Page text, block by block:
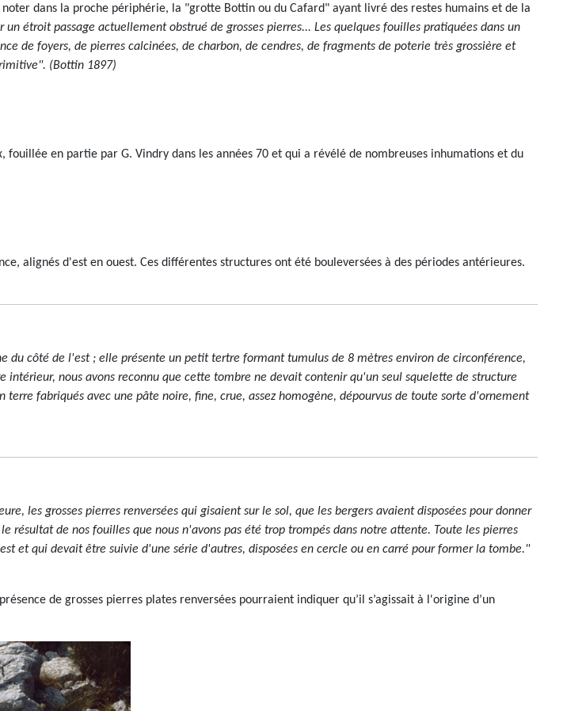
dans la proche périphérie, la "grotte Bottin ou du Cafard" ayant livré des restes humains et de la
un étroit passage actuellement obstrué de grosses pierres... Les quelques fouilles pratiquées dans un
de foyers, de pierres calcinées, de charbon, de cendres, de fragments de poterie très grossière et
(Bottin 1897)
en partie par G. Vindry dans les années 70 et qui a révélé de nombreuses inhumations et du
alignés d'est en ouest. Ces différentes structures ont été bouleversées à des périodes antérieures.
du côté de l'est ; elle présente un petit tertre formant tumulus de 8 mètres environ de circonférence,
nous avons reconnu que cette tombre ne devait contenir qu'un seul squelette de structure
fabriqués avec une pâte noire, fine, crue, assez homogène, dépourvus de toute sorte d'ornement
les grosses pierres renversées qui gisaient sur le sol, que les bergers avaient disposées pour donner
de nos fouilles que nous n'avons pas été trop trompés dans notre attente. Toute les pierres
et qui devait être suivie d'une série d'autres, disposées en cercle ou en carré pour former la tombe."
de grosses pierres plates renversées pourraient indiquer qu’il s’agissait à l'origine d’un